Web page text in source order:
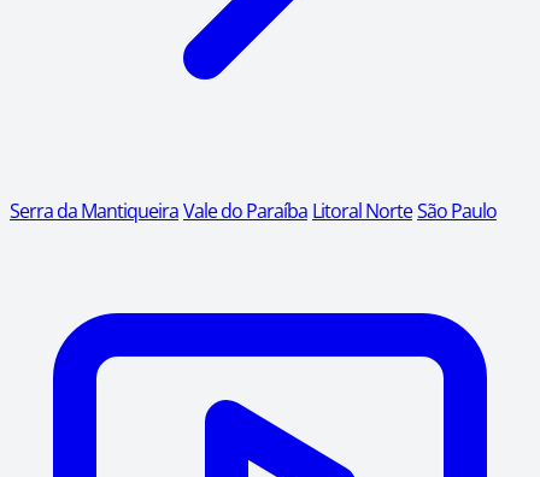
Serra da MantiqueiraVale do Paraíba Litoral NorteSão Paulo